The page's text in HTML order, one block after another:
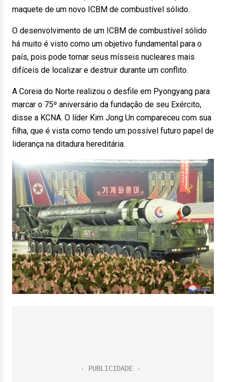
maquete de um novo ICBM de combustível sólido.
O desenvolvimento de um ICBM de combustível sólido
há muito é visto como um objetivo fundamental para o
país, pois pode tornar seus mísseis nucleares mais
difíceis de localizar e destruir durante um conflito.
A Coreia do Norte realizou o desfile em Pyongyang para
marcar o 75º aniversário da fundação de seu Exército,
disse a KCNA. O líder Kim Jong Un compareceu com sua
filha, que é vista como tendo um possível futuro papel de
liderança na ditadura hereditária.